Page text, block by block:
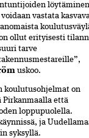
vastata
ollut erityisesti
tarve
uskoo.
koulutusohjelmat on
Pirkanmaalla että
loppupuolella.
ja
syksyllä.